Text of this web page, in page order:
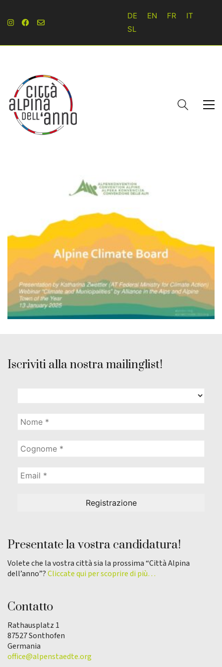
DE EN FR
IT
SL
Iscriviti alla nostra mailinglist!
Presentate la vostra candidatura!
Volete che la vostra città sia la prossima “Città Alpina
dell’anno”?Cliccate qui per scoprire di più…
Contatto
Rathausplatz 1
87527 Sonthofen
Germania
office@alpenstaedte.org